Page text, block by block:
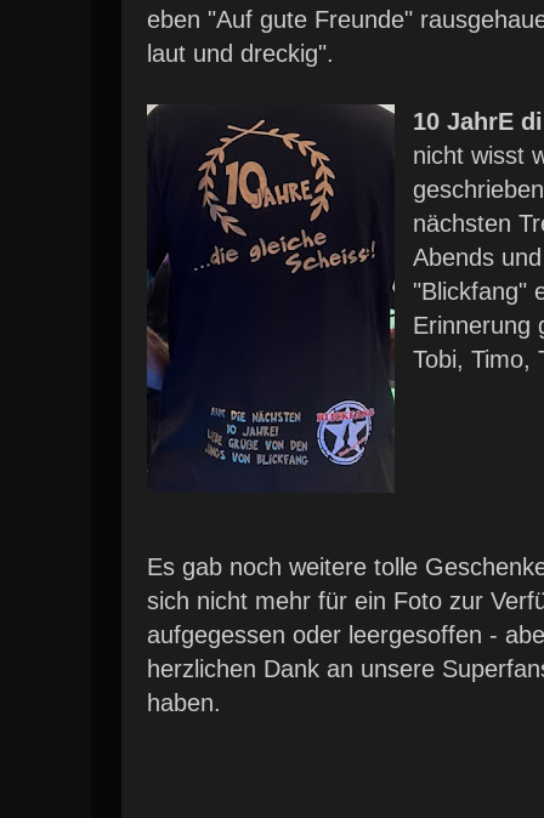
eben "Auf gute Freunde"
laut und dreckig".
10 JahrE
nicht wisst
nächsten
Abends
"Blickfang"
Erinnerung
Tobi, Timo,
Es gab noch weitere tolle
sich nicht mehr für ein Foto zur
aufgegessen oder leergesoffen -
herzlichen Dank an unsere
haben.